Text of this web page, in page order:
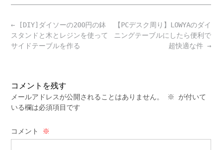
Post
navigation
【PCデスク周り】LOWYAのダイ
ニングテーブルにしたら便利で
超快適な件 →
← [DIY]ダイソーの200円の鉢
スタンドと木とレジンを使って
サイドテーブルを作る
コメントを残す
メールアドレスが公開されることはありません。 ※
が付いて
いる欄は必須項目です
コメント ※